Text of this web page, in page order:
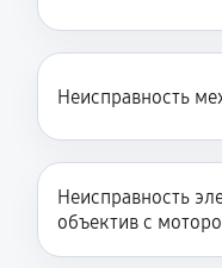
Неисправность
Неисправность
объектив с